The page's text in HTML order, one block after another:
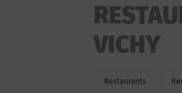
VICHY
Restaurants